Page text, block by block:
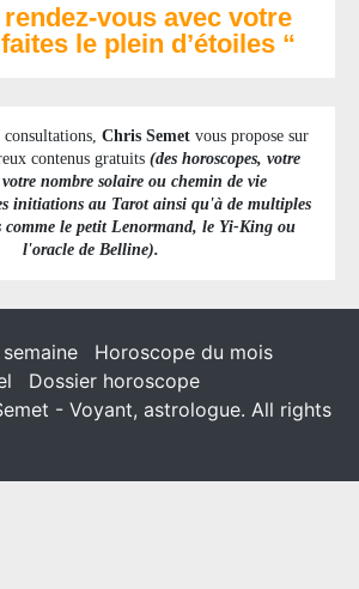
rendez-vous avec votre
le plein d’étoiles “
Chris Semetvous propose sur
contenus gratuits (des horoscopes, votre
nombre solaire ou chemin de vie
initiations au Tarot ainsi qu'à de multiples
comme le petit Lenormand, le Yi-King ou
l'oracle de Belline).
Horoscope du mois
Dossier horoscope
- Voyant, astrologue. All rights